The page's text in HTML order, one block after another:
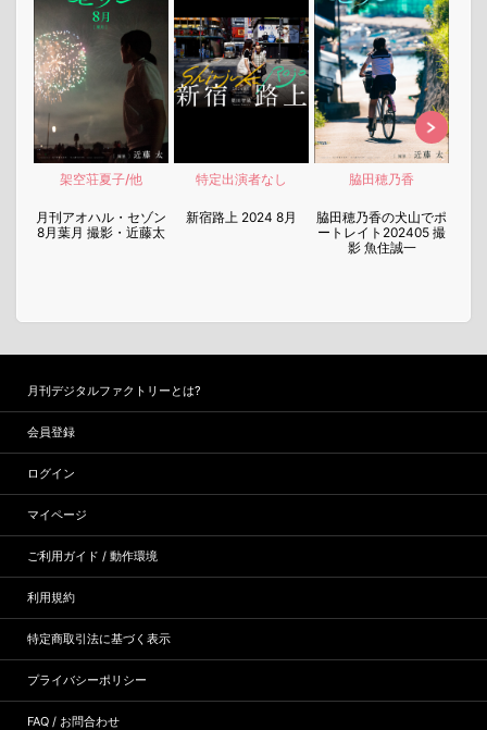
架空荘夏子/他
月刊アオハル・セゾン
8月葉月 撮影・近藤太
特定出演者なし
新宿路上 2024 8月
脇田穂乃香
脇田穂乃香の犬山でポ
ートレイト202405 撮
影 魚住誠一
月刊デジタルファクトリーとは?
会員登録
ログイン
マイページ
ご利用ガイド / 動作環境
利用規約
特定商取引法に基づく表示
プライバシーポリシー
FAQ / お問合わせ